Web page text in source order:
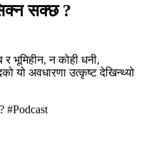
सक्छ ?
भूमिहीन, न कोही धनी,
यो अवधारणा उत्कृष्ट देखिन्थ्यो